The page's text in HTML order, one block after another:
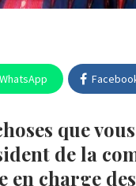
WhatsApp
que
de la
en charge